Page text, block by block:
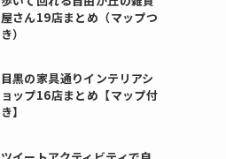
屋さん19店まとめ（マップつ
き）
目黒の家具通りインテリアシ
ョップ16店まとめ【マップ付
き】